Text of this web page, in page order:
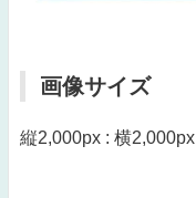
画像サイズ
縦2,000px : 横2,000px